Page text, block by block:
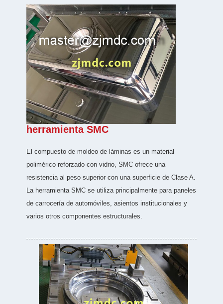
herramienta SMC
El compuesto de moldeo de láminas es un material
polimérico reforzado con vidrio, SMC ofrece una
resistencia al peso superior con una superficie de Clase A.
La herramienta SMC se utiliza principalmente para paneles
de carrocería de automóviles, asientos institucionales y
varios otros componentes estructurales.